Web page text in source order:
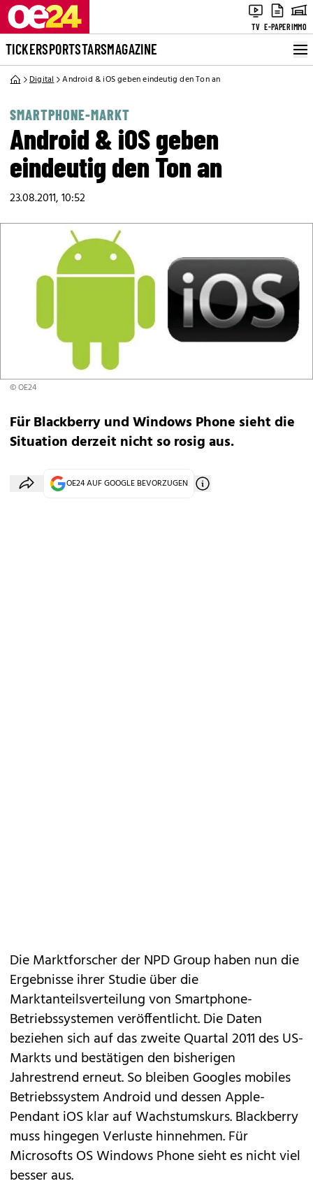
TV E-PAPERIMMO
TICKERSPORTSTARSMAGAZINE
Digital Android & iOS geben eindeutig den Ton an
SMARTPHONE-MARKT
Android & iOS geben
eindeutig den Ton an
23.08.2011, 10:52
© OE24
Für Blackberry und Windows Phone sieht die
Situation derzeit nicht so rosig aus.
OE24 AUF GOOGLE BEVORZUGEN
Die Marktforscher der NPD Group haben nun die
Ergebnisse ihrer Studieüber die
Marktanteilsverteilung von Smartphone-
Betriebssystemen veröffentlicht. Die Daten
beziehen sich auf das zweite Quartal 2011 des US-
Markts und bestätigen den bisherigen
Jahrestrend erneut. So bleiben Googles mobiles
BetriebssystemAndroid und dessen Apple-
PendantiOSklar auf Wachstumskurs.Blackberry
muss hingegen Verluste hinnehmen. Für
Microsofts OSWindows Phonesieht es nicht viel
besser aus.